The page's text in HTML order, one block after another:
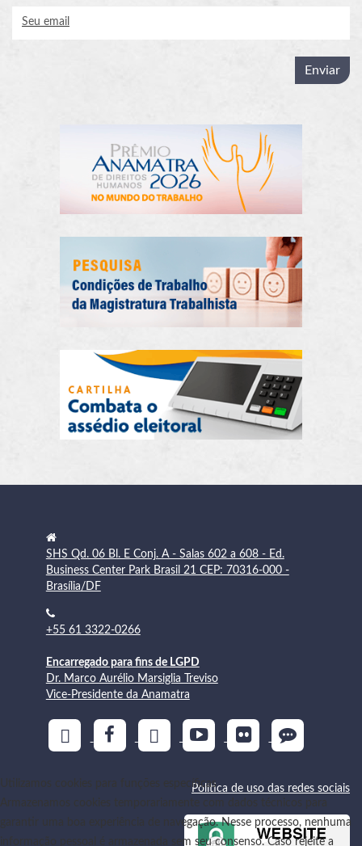
SHS Qd. 06 Bl. E Conj. A - Salas 602 a 608 - Ed.
Business Center Park Brasil 21 CEP: 70316-000 -
Brasília/DF
+55 61 3322-0266
Encarregado para fins de LGPD
Dr. Marco Aurélio Marsiglia Treviso
Vice-Presidente da Anamatra
Política de uso das redes sociais
Utilizamos cookies para funções específicas
Armazenamos cookies temporariamente com dados técnicos para
garantir uma boa experiência de navegação. Nesse processo, nenhuma
informação pessoal é armazenada sem seu consenso. Caso rejeite a